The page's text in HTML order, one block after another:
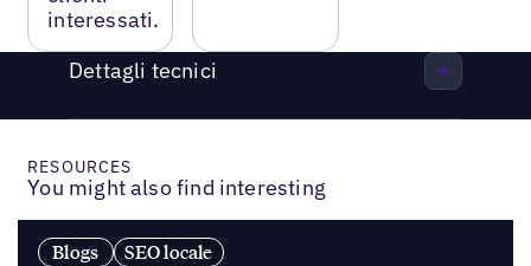
interessati.
Dettagli tecnici
RESOURCES
You might also find interesting
Blogs SEO locale